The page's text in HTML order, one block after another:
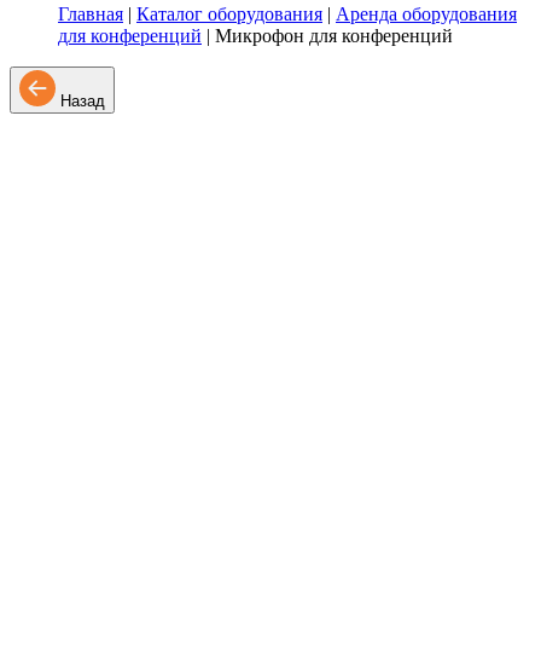
Главная | Каталог оборудования | Аренда оборудования
для конференций | Микрофон для конференций
Назад